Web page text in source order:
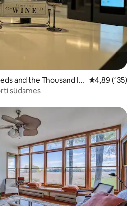
and the Thousand Isl Keskmine
4,89 (135)
südames